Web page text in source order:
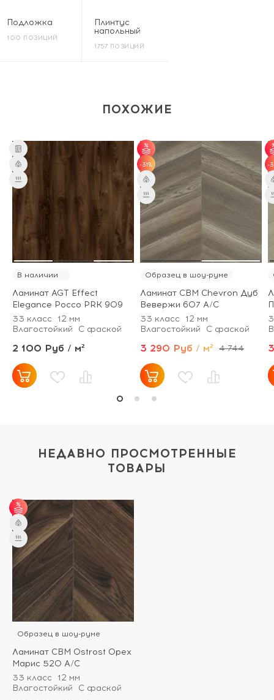
Подложка
100 ПОЗИЦИЙ
Плинтус
напольный
1757 ПОЗИЦИЙ
ПОХОЖИЕ
В наличии
Ламинат AGT Effect
Elegance Россо PRK 909
33 класс
12 мм
Влагостойкий
С фаской
2 100 Руб / м²
от 31 м² - скидка 3%;
от 51 м² - скидка 5%.
-31%
Образец в шоу-руме
Ламинат CBM Chevron Дуб
Вевержи 607 А/С
33 класс
12 мм
Влагостойкий
С фаской
3 290 Руб / м² 4 744
-
НЕДАВНО ПРОСМОТРЕННЫЕ
ТОВАРЫ
от 31 м² - скидка 3%;
от 51 м² - скидка 5%.
Образец в шоу-руме
Ламинат CBM Ostrost Орех
Марис 520 А/С
33 класс
12 мм
Влагостойкий
С фаской